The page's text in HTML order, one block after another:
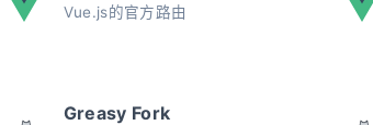
Vue.js的官方路由
Greasy Fork